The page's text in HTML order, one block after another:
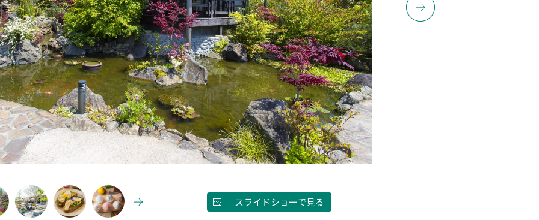
スライドショーで見る